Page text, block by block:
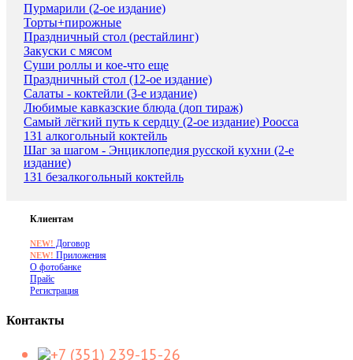
Пурмарили (2-ое издание)
Торты+пирожные
Праздничный стол (рестайлинг)
Закуски с мясом
Суши роллы и кое-что еще
Праздничный стол (12-ое издание)
Салаты - коктейли (3-е издание)
Любимые кавказские блюда (доп тираж)
Самый лёгкий путь к сердцу (2-ое издание) Роосса
131 алкогольный коктейль
Шаг за шагом - Энциклопедия русской кухни (2-е
издание)
131 безалкогольный коктейль
Клиентам
NEW! Договор
NEW! Приложения
О фотобанке
Прайс
Регистрация
Контакты
+7 (351) 239-15-26